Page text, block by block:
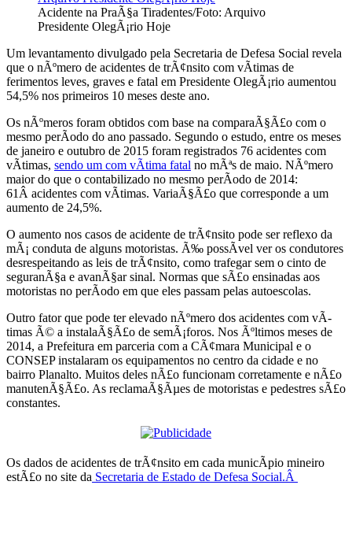
Acidente na PraÃ§a Tiradentes/Foto: Arquivo
Presidente OlegÃ¡rio Hoje
Um levantamento divulgado pela Secretaria de Defesa Social revela
que o nÃºmero de acidentes de trÃ¢nsito com vÃ­timas de
ferimentos leves, graves e fatal em Presidente OlegÃ¡rio aumentou
54,5% nos primeiros 10 meses deste ano.
Os nÃºmeros foram obtidos com base na comparaÃ§Ã£o com o
mesmo perÃ­odo do ano passado. Segundo o estudo, entre os meses
de janeiro e outubro de 2015 foram registrados 76 acidentes com
vÃ­timas, sendo um com vÃ­tima fatal no mÃªs de maio. NÃºmero
maior do que o contabilizado no mesmo perÃ­odo de 2014:
61Â acidentes com vÃ­timas. VariaÃ§Ã£o que corresponde a um
aumento de 24,5%.
O aumento nos casos de acidente de trÃ¢nsito pode ser reflexo da
mÃ¡ conduta de alguns motoristas. Ã‰ possÃ­vel ver os condutores
desrespeitando as leis de trÃ¢nsito, como trafegar sem o cinto de
seguranÃ§a e avanÃ§ar sinal. Normas que sÃ£o ensinadas aos
motoristas no perÃ­odo em que eles passam pelas autoescolas.
Outro fator que pode ter elevado nÃºmero dos acidentes com vÃ­
timas Ã© a instalaÃ§Ã£o de semÃ¡foros. Nos Ãºltimos meses de
2014, a Prefeitura em parceria com a CÃ¢mara Municipal e o
CONSEP instalaram os equipamentos no centro da cidade e no
bairro Planalto. Muitos deles nÃ£o funcionam corretamente e nÃ£o
manutenÃ§Ã£o. As reclamaÃ§Ãµes de motoristas e pedestres sÃ£o
constantes.
Os dados de acidentes de trÃ¢nsito em cada municÃ­pio mineiro
estÃ£o no site da Secretaria de Estado de Defesa Social.Â